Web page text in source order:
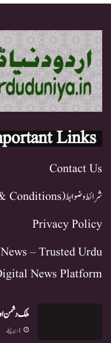
Links
Contact Us
شرائط و ضوابط (Terms & Conditions)
Privacy Policy
– Trusted Urdu
News Platform
ملک دشمن
1 دن پہلے